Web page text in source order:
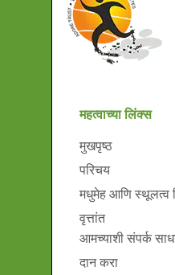
महत्वाच्या लिंक्स
मुखपृष्ठ
परिचय
मधुमेह आणि स्थूलत्व
वृत्तांत
आमच्याशी संपर्क
दान करा